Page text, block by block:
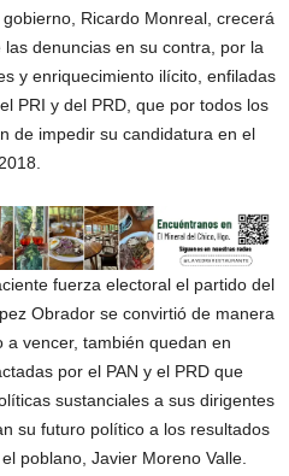
Ricardo Monreal, crecerá
denuncias en su contra, por la
y enriquecimiento ilícito, enfiladas
PRI y del PRD, que por todos los
de impedir su candidatura en el
2018.
fuerza electoral el partido del
Obrador se convirtió de manera
a vencer, también quedan en
por el PAN y el PRD que
sustanciales a sus dirigentes
su futuro político a los resultados
poblano, Javier Moreno Valle.